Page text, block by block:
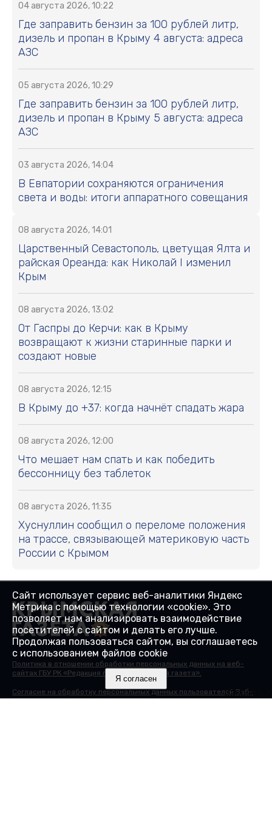
04 августа 2026, 10:22
Где заправить бензин за 100 рублей литр,
дизель и пропан в Крыму 4 августа: адреса
АЗС
05 августа 2026, 10:29
Где заправить бензин за 100 рублей литр,
дизель и пропан в Крыму 5 августа: адреса
АЗС
03 августа 2026, 14:04
В Евпатории сохраняются ограничения
света и воды: итоги аппаратного совещания
08 августа 2026, 14:01
Царственный Севастополь, цветущая Ялта и
райская Ореанда: как Николай I изменил
Крым
08 августа 2026, 13:02
От Гаспры до Керчи: как в Крыму
возвращают к жизни старинные парки и
создают новые
08 августа 2026, 12:15
В Крыму до +37: когда начнёт спадать жара
08 августа 2026, 12:00
Что мешает нам спать и как победить
бессонницу без таблеток
08 августа 2026, 11:35
Хуснуллин сообщил о переломе положения
на трассе, связывающей материковую часть
России с Крымом
Закрыть X
Политика в отношении обработки персональных данных на веб-
сайтах ГБУ РК «Редакция газеты «Крымская газета».
Согласие на обработку персональных данных пользователей Веб-
сайта.
Сайт использует сервис веб-аналитики Яндекс
Метрика с помощью технологии «cookie». Это
позволяет нам анализировать взаимодействие
посетителей с сайтом и делать его лучше.
Продолжая пользоваться сайтом, вы соглашаетесь
с использованием файлов cookie
Я согласен